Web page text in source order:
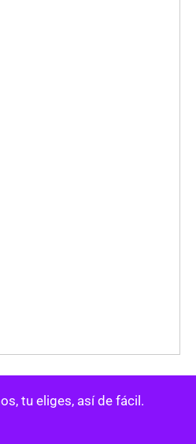
tu eliges, así de fácil.